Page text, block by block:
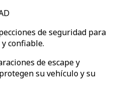
de seguridad para
confiable.
de escape y
su vehículo y su